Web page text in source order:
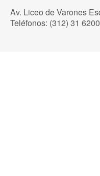
Av. Liceo de Varones
Teléfonos: (312) 31